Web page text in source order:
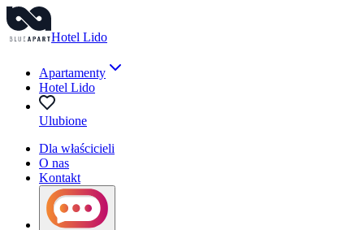
Hotel Lido
Apartamenty
Hotel Lido
Ulubione
Dla właścicieli
O nas
Kontakt